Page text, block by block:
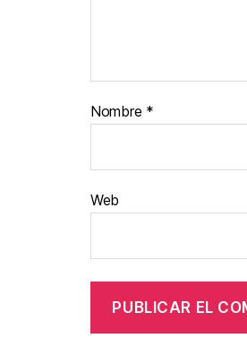
Nombre *
Web